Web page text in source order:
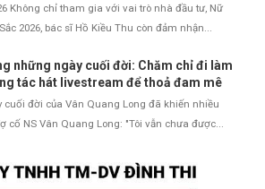
Không chỉ tham gia với vai trò nhà đầu tư, Nữ
2026, bác sĩ Hồ Kiều Thu còn đảm nhận...
những ngày cuối đời: Chăm chỉ đi làm
tác hát livestream để thoả đam mê
cuối đời của Vân Quang Long đã khiến nhiều
cố NS Vân Quang Long: "Tôi vẫn chưa được...